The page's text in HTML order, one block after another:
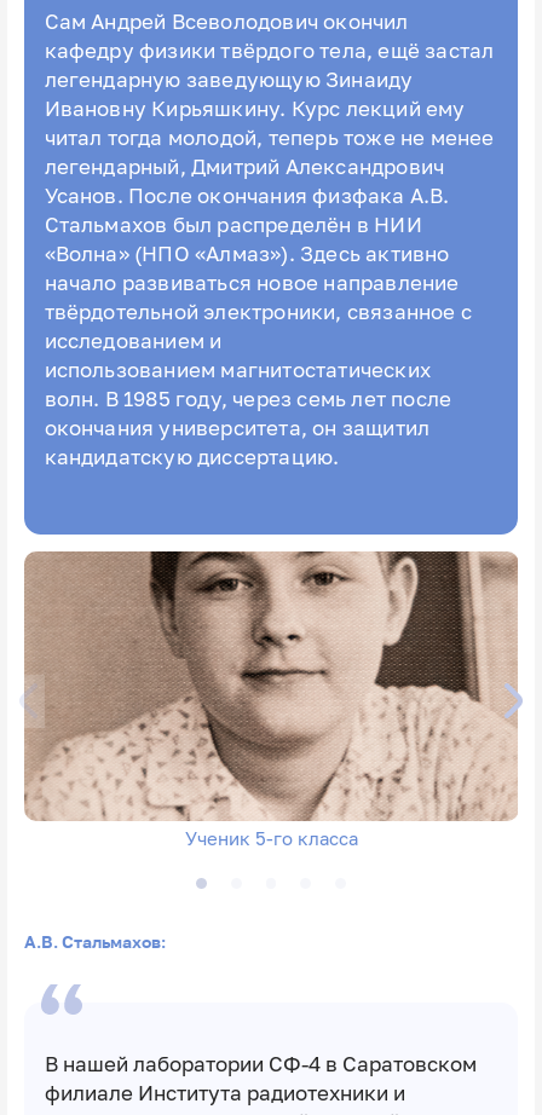
Сам Андрей Всеволодович окончил
кафедру физики твёрдого тела, ещё застал
легендарную заведующую Зинаиду
Ивановну Кирьяшкину. Курс лекций ему
читал тогда молодой, теперь тоже не менее
легендарный, Дмитрий Александрович
Усанов. После окончания физфака А.В.
Стальмахов был распределён в НИИ
«Волна» (НПО «Алмаз»). Здесь активно
начало развиваться новое направление
твёрдотельной электроники, связанное с
исследованием и
использованием магнитостатических
волн. В 1985 году, через семь лет после
окончания университета, он защитил
кандидатскую диссертацию.
Ученик 5-го класса
А.В. Стальмахов:
В нашей лаборатории СФ-4 в Саратовском
филиале Института радиотехники и